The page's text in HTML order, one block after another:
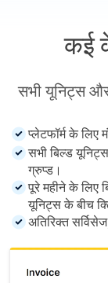
कई
सभी यूनिट्स
प्लेटफॉर्म के लिए
सभी बिल्ड
ग्रुप्ड।
पूरे महीने के लिए
यूनिट्स के बीच
अतिरिक्त